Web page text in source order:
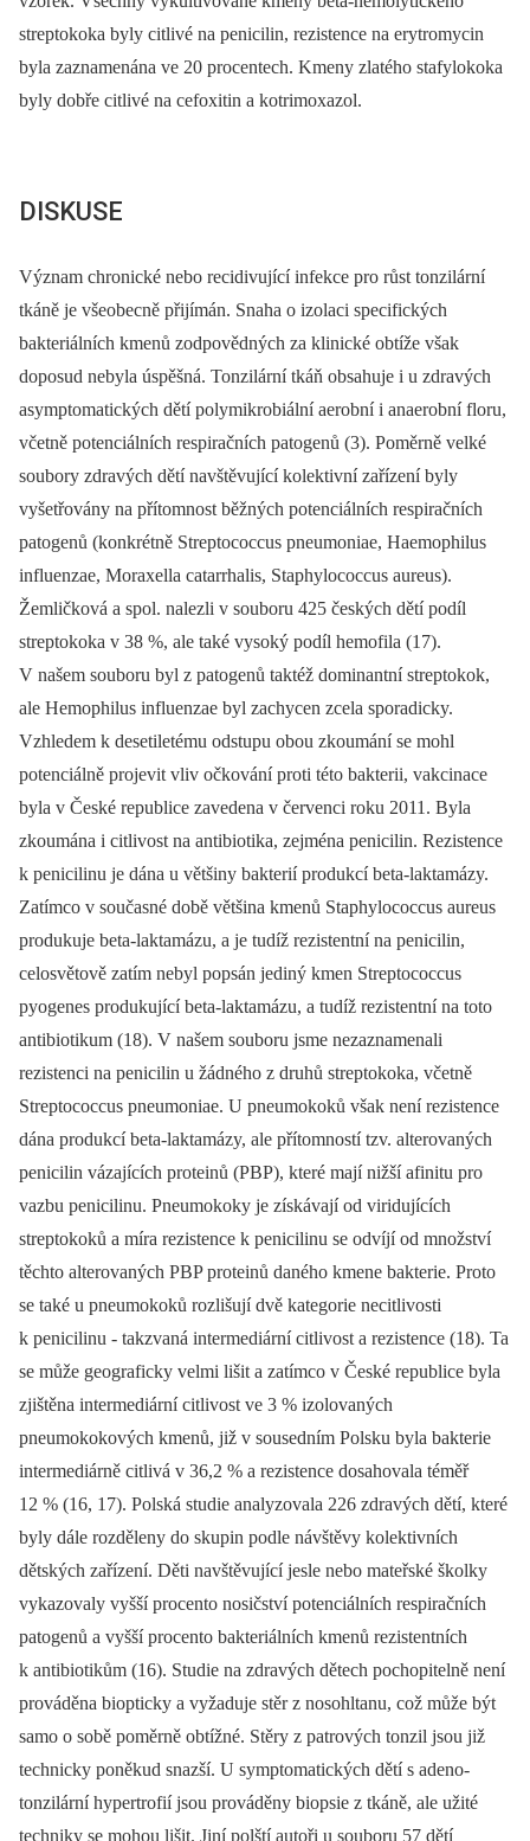
streptokoka byly citlivé na penicilin, rezistence na erytromycin
byla zaznamenána ve 20 procentech. Kmeny zlatého stafylokoka
byly dobře citlivé na cefoxitin a kotrimoxazol.
DISKUSE
Význam chronické nebo recidivující infekce pro růst tonzilární
tkáně je všeobecně přijímán. Snaha o izolaci specifických
bakteriálních kmenů zodpovědných za klinické obtíže však
doposud nebyla úspěšná. Tonzilární tkáň obsahuje i u zdravých
asymptomatických dětí polymikrobiální aerobní i anaerobní floru,
včetně potenciálních respiračních patogenů (3). Poměrně velké
soubory zdravých dětí navštěvující kolektivní zařízení byly
vyšetřovány na přítomnost běžných potenciálních respiračních
patogenů (konkrétně Streptococcus pneumoniae, Haemophilus
influenzae, Moraxella catarrhalis, Staphylococcus aureus).
Žemličková a spol. nalezli v souboru 425 českých dětí podíl
streptokoka v 38 %, ale také vysoký podíl hemofila (17).
V našem souboru byl z patogenů taktéž dominantní streptokok,
ale Hemophilus influenzae byl zachycen zcela sporadicky.
Vzhledem k desetiletému odstupu obou zkoumání se mohl
potenciálně projevit vliv očkování proti této bakterii, vakcinace
byla v České republice zavedena v červenci roku 2011. Byla
zkoumána i citlivost na antibiotika, zejména penicilin. Rezistence
k penicilinu je dána u většiny bakterií produkcí beta-laktamázy.
Zatímco v současné době většina kmenů Staphylococcus aureus
produkuje beta‑laktamázu, a je tudíž rezistentní na penicilin,
celosvětově zatím nebyl popsán jediný kmen Streptococcus
pyogenes produkující beta-laktamázu, a tudíž rezistentní na toto
antibiotikum (18). V našem souboru jsme nezaznamenali
rezistenci na penicilin u žádného z druhů streptokoka, včetně
Streptococcus pneumoniae. U pneumokoků však není rezistence
dána produkcí beta-laktamázy, ale přítomností tzv. alterovaných
penicilin vázajících proteinů (PBP), které mají nižší afinitu pro
vazbu penicilinu. Pneumokoky je získávají od viridujících
streptokoků a míra rezistence k penicilinu se odvíjí od množství
těchto alterovaných PBP proteinů daného kmene bakterie. Proto
se také u pneumokoků rozlišují dvě kategorie necitlivosti
k penicilinu -⁠ takzvaná intermediární citlivost a rezistence (18). Ta
se může geograficky velmi lišit a zatímco v České republice byla
zjištěna intermediární citlivost ve 3 % izolovaných
pneumokokových kmenů, již v sousedním Polsku byla bakterie
intermediárně citlivá v 36,2 % a rezistence dosahovala téměř
12 % (16, 17). Polská studie analyzovala 226 zdravých dětí, které
byly dále rozděleny do skupin podle návštěvy kolektivních
dětských zařízení. Děti navštěvující jesle nebo mateřské školky
vykazovaly vyšší procento nosičství potenciálních respiračních
patogenů a vyšší procento bakteriálních kmenů rezistentních
k antibiotikům (16). Studie na zdravých dětech pochopitelně není
prováděna biopticky a vyžaduje stěr z nosohltanu, což může být
samo o sobě poměrně obtížné. Stěry z patrových tonzil jsou již
technicky poněkud snazší. U symptomatických dětí s adeno-
tonzilární hypertrofií jsou prováděny biopsie z tkáně, ale užité
techniky se mohou lišit. Jiní polští autoři u souboru 57 dětí